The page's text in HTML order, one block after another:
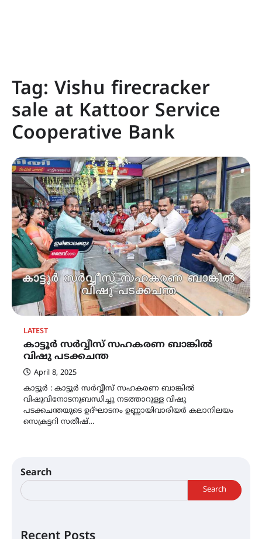
Tag: Vishu firecracker
sale at Kattoor Service
Cooperative Bank
LATEST
കാട്ടൂര്‍ സര്‍വ്വീസ് സഹകരണ ബാങ്കിൽ
വിഷു പടക്കചന്ത
April 8, 2025
കാട്ടൂര്‍ : കാട്ടൂര്‍ സര്‍വ്വീസ് സഹകരണ ബാങ്കിൽ
വിഷുവിനോടനുബന്ധിച്ചു നടത്താറുള്ള വിഷു
പടക്കചന്തയുടെ ഉദ്ഘാടനം ഉണ്ണായിവാരിയര്‍ കലാനിലയം
സെക്രട്ടറി സതീഷ്…
Search
Search